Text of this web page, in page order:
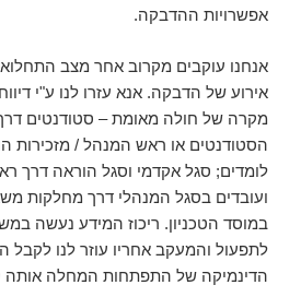
אפשרויות ההדבקה.
אנחנו עוקבים מקרוב אחר מצב
אירוע של הדבקה. אנא עזרו לנו ע"י
מקרה של חולה מאומת – סטודנטים
הסטודנטים או ראש המנהל / מזכירות
לומדים; סגל אקדמי וסגל הוראה דרך
ועובדים בסגל המנהלי דרך מחלקות
במוסד הטכניון. ריכוז המידע נעשה
לתפעול והמעקב אחריו עוזר לנו
הדינמיקה של התפתחות המחלה אותה